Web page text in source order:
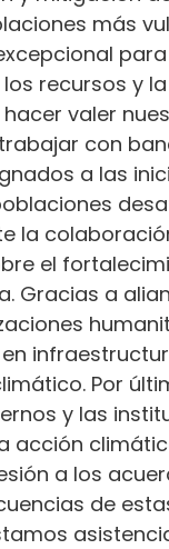
más
recursos y
valer
con
a las
la
el
Gracias a
Por
y las
acción
a los
de